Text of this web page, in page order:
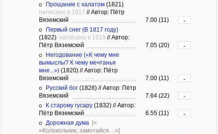
Прощание с халатом (1821)
написано в 1817 //Автор: Пётр
Вяземский
7.00 (11)
-
Первый снег (В 1817 году)
(1822) , написано в 1819 //Автор:
Пётр Вяземский
7.05 (20)
-
Негодование («К чему мне
вымыслы? К чему мечтанья
мне...») (1820) //Автор: Пётр
Вяземский
7.00 (11)
-
Русский бог (1828) //Автор: Пётр
Вяземский
7.64 (22)
-
К старому гусару (1832) //Автор:
Пётр Вяземский
6.55 (11)
-
Дорожная дума [=
«Колокольчик, замотайся…»]